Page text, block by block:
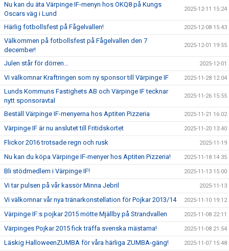
Nu kan du äta Värpinge IF-menyn hos OKQ8 på Kungs
Oscars väg i Lund
2025-12-11 15:24
Härlig fotbollsfest på Fågelvallen! 2025-12-08 15:43
Välkommen på fotbollsfest på Fågelvallen den 7
december!
2025-12-01 19:55
Julen står för dörren... 2025-12-01
Vi välkomnar Kraftringen som ny sponsor till Värpinge IF 2025-11-28 12:04
Lunds Kommuns Fastighets AB och Värpinge IF tecknar
nytt sponsoravtal
2025-11-26 15:55
Beställ Värpinge IF-menyerna hos Aptiten Pizzeria 2025-11-21 16:02
Värpinge IF är nu anslutet till Fritidskortet 2025-11-20 13:40
Flickor 2016 trotsade regn och rusk 2025-11-19
Nu kan du köpa Värpinge IF-menyer hos Aptiten Pizzeria! 2025-11-18 14:35
Bli stödmedlem i Värpinge IF! 2025-11-13 15:00
Vi tar pulsen på vår kassör Minna Jebril 2025-11-13
Vi välkomnar vår nya tränarkonstellation för Pojkar 2013/14 2025-11-10 19:12
Värpinge IF:s pojkar 2015 mötte Mjällby på Strandvallen 2025-11-08 22:11
Värpinges Pojkar 2015 fick träffa svenska mästarna! 2025-11-08 21:54
Läskig HalloweenZUMBA för våra härliga ZUMBA-gäng! 2025-11-07 15:48